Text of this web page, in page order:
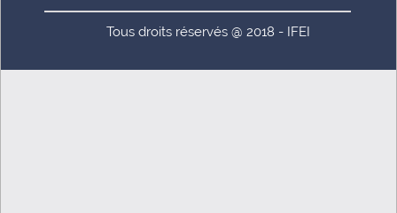
Tous droits réservés @ 2018 - IFEI